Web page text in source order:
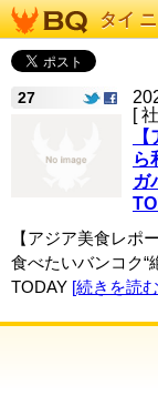
タイ
27
[
ら
ガ
【アジア美食レポ
食べたいバンコク“
TODAY [続きを読